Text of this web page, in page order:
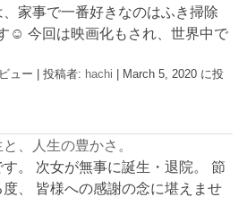
、家事で一番好きなのはふき掃除
☺︎ 今回は映画化もされ、世界中で
ュー |投稿者: hachi
March 5, 2020 に投
、人生の豊かさ。
。 次女が無事に誕生・退院。 節
度、 皆様への感謝の念に堪えませ